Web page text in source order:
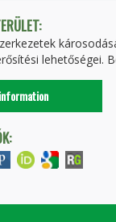
lehetőségei.